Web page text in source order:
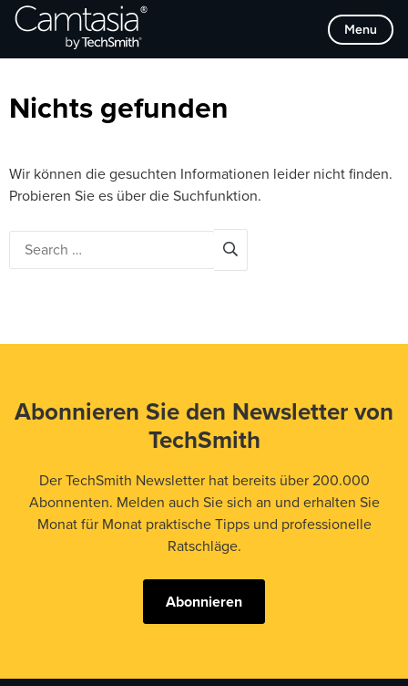
Direkt
zum
Menu
Browse Categories
Nichts gefunden
Wir können die gesuchten Informationen leider nicht finden.
Probieren Sie es über die Suchfunktion.
Abonnieren Sie den Newsletter von
TechSmith
Der TechSmith Newsletter hat bereits über 200.000
Abonnenten. Melden auch Sie sich an und erhalten Sie
Monat für Monat praktische Tipps und professionelle
Ratschläge.
Abonnieren